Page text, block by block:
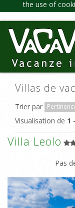
the use of
Villas de
Trier par
Visualisation de 1 -
Villa Leolo
Pas